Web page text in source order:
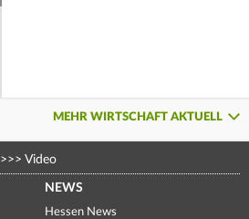
MEHR WIRTSCHAFT AKTUELL
>>> Video
NEWS
Hessen News